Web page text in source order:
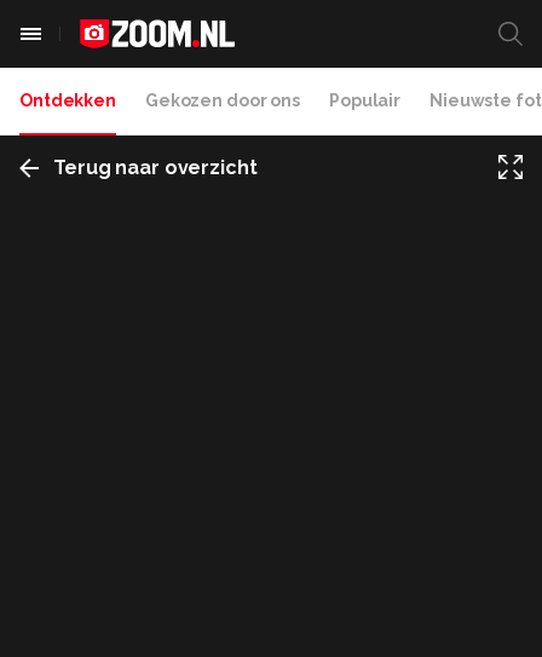
Ontdekken Gekozen door ons Populair Nieuwste
Terug naar overzicht